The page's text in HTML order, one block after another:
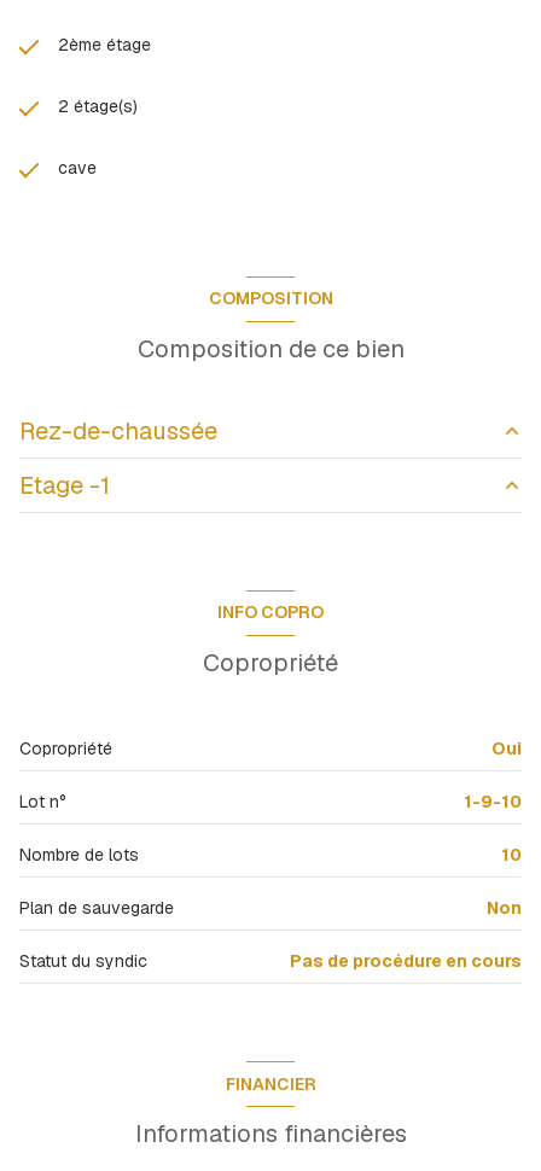
2ème étage
2 étage(s)
cave
COMPOSITION
Composition de ce bien
Rez-de-chaussée
Cuisine / Salle à manger
Etage -1
INFO COPRO
Copropriété
Copropriété Oui
Lot n° 1-9-10
Nombre de lots 10
Plan de sauvegarde Non
Statut du syndic Pas de procédure en cours
FINANCIER
Informations financières